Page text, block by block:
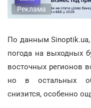
Реклама
По данным
погода на выходных
восточных регионов
но в остальных
снизится, особенно